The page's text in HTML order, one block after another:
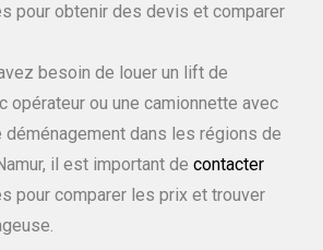
pour obtenir des devis et comparer
besoin de louer un lift de
opérateur ou une camionnette avec
dans les régions de
il est important de contacter
pour comparer les prix et trouver